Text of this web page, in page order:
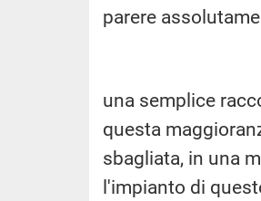
parere
una semplice
questa
sbagliata, in una
l'impianto di